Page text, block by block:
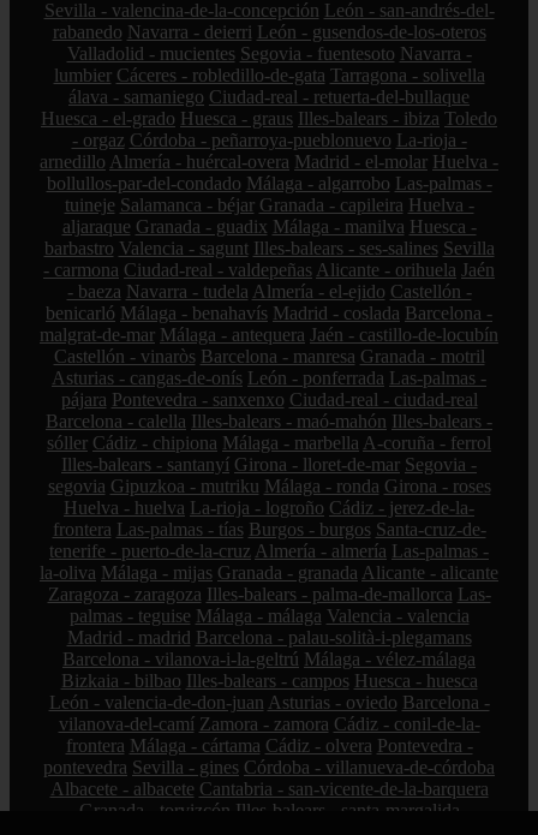
Sevilla - valencina-de-la-concepción León - san-andrés-del-
rabanedo Navarra - deierri León - gusendos-de-los-oteros
Valladolid - mucientes Segovia - fuentesoto Navarra -
lumbier Cáceres - robledillo-de-gata Tarragona - solivella
álava - samaniego Ciudad-real - retuerta-del-bullaque
Huesca - el-grado Huesca - graus Illes-balears - ibiza Toledo
- orgaz Córdoba - peñarroya-pueblonuevo La-rioja -
arnedillo Almería - huércal-overa Madrid - el-molar Huelva -
bollullos-par-del-condado Málaga - algarrobo Las-palmas -
tuineje Salamanca - béjar Granada - capileira Huelva -
aljaraque Granada - guadix Málaga - manilva Huesca -
barbastro Valencia - sagunt Illes-balears - ses-salines Sevilla
- carmona Ciudad-real - valdepeñas Alicante - orihuela Jaén
- baeza Navarra - tudela Almería - el-ejido Castellón -
benicarló Málaga - benahavís Madrid - coslada Barcelona -
malgrat-de-mar Málaga - antequera Jaén - castillo-de-locubín
Castellón - vinaròs Barcelona - manresa Granada - motril
Asturias - cangas-de-onís León - ponferrada Las-palmas -
pájara Pontevedra - sanxenxo Ciudad-real - ciudad-real
Barcelona - calella Illes-balears - maó-mahón Illes-balears -
sóller Cádiz - chipiona Málaga - marbella A-coruña - ferrol
Illes-balears - santanyí Girona - lloret-de-mar Segovia -
segovia Gipuzkoa - mutriku Málaga - ronda Girona - roses
Huelva - huelva La-rioja - logroño Cádiz - jerez-de-la-
frontera Las-palmas - tías Burgos - burgos Santa-cruz-de-
tenerife - puerto-de-la-cruz Almería - almería Las-palmas -
la-oliva Málaga - mijas Granada - granada Alicante - alicante
Zaragoza - zaragoza Illes-balears - palma-de-mallorca Las-
palmas - teguise Málaga - málaga Valencia - valencia
Madrid - madrid Barcelona - palau-solità-i-plegamans
Barcelona - vilanova-i-la-geltrú Málaga - vélez-málaga
Bizkaia - bilbao Illes-balears - campos Huesca - huesca
León - valencia-de-don-juan Asturias - oviedo Barcelona -
vilanova-del-camí Zamora - zamora Cádiz - conil-de-la-
frontera Málaga - cártama Cádiz - olvera Pontevedra -
pontevedra Sevilla - gines Córdoba - villanueva-de-córdoba
Albacete - albacete Cantabria - san-vicente-de-la-barquera
Granada - torvizcón Illes-balears - santa-margalida